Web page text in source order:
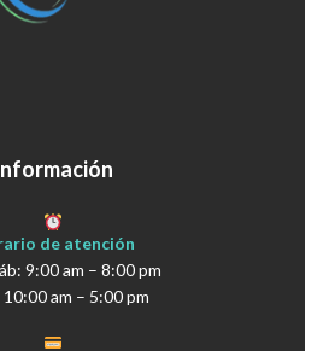
de atención
9:00 am – 8:00 pm
10:00 am – 5:00 pm